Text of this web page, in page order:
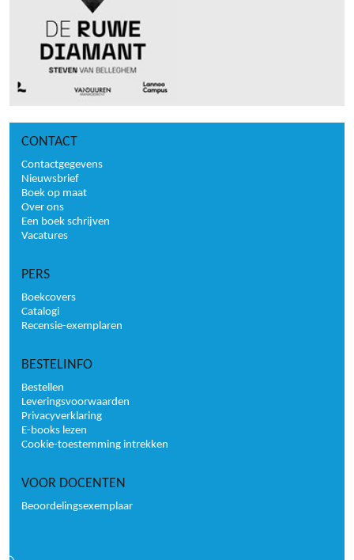
CONTACT
Contactgegevens
Nieuwsbrief
Boek op maat
Over ons
Een boek schrijven
Vacatures
PERS
Boekcovers
Catalogi
Recensie-exemplaren
BESTELINFO
Bestellen
Leveringsvoorwaarden
Privacyverklaring
E-books lezen
Cookie-toestemming intrekken
VOOR DOCENTEN
Beoordelingsexemplaar